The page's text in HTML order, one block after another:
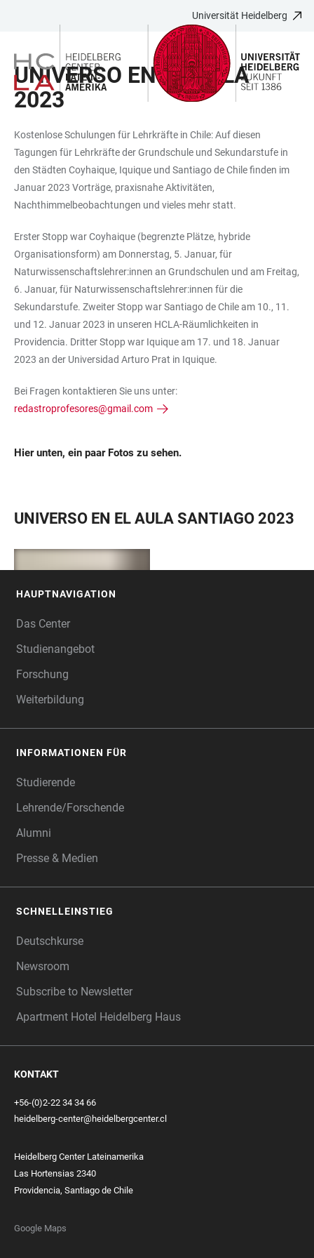
ZUR
BARRIEREFREIHEIT
Universität Heidelberg
UNIVERSO EN EL AULA
2023
Kostenlose Schulungen für Lehrkräfte in Chile: Auf diesen
Tagungen für Lehrkräfte der Grundschule und Sekundarstufe in
den Städten Coyhaique, Iquique und Santiago de Chile finden im
Januar 2023 Vorträge, praxisnahe Aktivitäten,
Nachthimmelbeobachtungen und vieles mehr statt.
Erster Stopp war Coyhaique (begrenzte Plätze, hybride
Organisationsform) am Donnerstag, 5. Januar, für
Naturwissenschaftslehrer:innen an Grundschulen und am Freitag,
6. Januar, für Naturwissenschaftslehrer:innen für die
Sekundarstufe. Zweiter Stopp war Santiago de Chile am 10., 11.
und 12. Januar 2023 in unseren HCLA-Räumlichkeiten in
Providencia. Dritter Stopp war Iquique am 17. und 18. Januar
2023 an der Universidad Arturo Prat in Iquique.
Bei Fragen kontaktieren Sie uns unter:
redastroprofesores@gmail.com
Hier unten, ein paar Fotos zu sehen.
UNIVERSO EN EL AULA SANTIAGO 2023
+14
HAUPTNAVIGATION
Das Center
Studienangebot
Forschung
Weiterbildung
INFORMATIONEN FÜR
Studierende
Lehrende/Forschende
Alumni
Presse & Medien
SCHNELLEINSTIEG
Deutschkurse
Newsroom
Subscribe to Newsletter
Apartment Hotel Heidelberg Haus
KONTAKT
+56-(0)2-22 34 34 66
heidelberg-center@heidelbergcenter.cl
Heidelberg Center Lateinamerika
Las Hortensias 2340
Providencia, Santiago de Chile
Google Maps